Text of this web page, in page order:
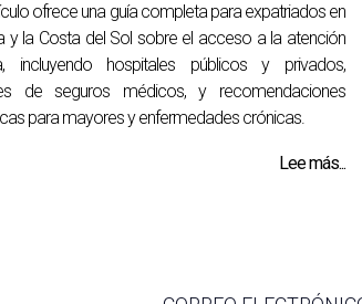
ofrece una guía completa para expatriados en
y la Costa del Sol sobre el acceso a la atención
incluyendo hospitales públicos y privados,
de seguros médicos, y recomendaciones
para mayores y enfermedades crónicas.
Lee más...